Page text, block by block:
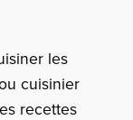
les
cuisinier
recettes